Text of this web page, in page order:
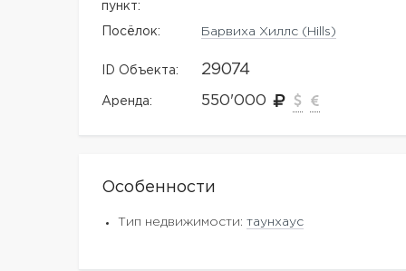
пункт:
Посёлок: Барвиха Хиллс (Hills)
ID Объекта: 29074
Аренда: 550'000
Особенности
Тип недвижимости: таунхаус